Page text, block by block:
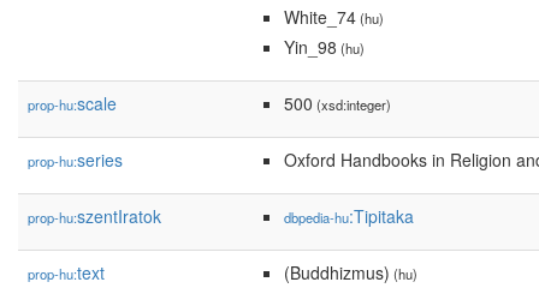
White_74(hu)
Yin_98 (hu)
prop-hu:scale 500 (xsd:integer)
prop-hu:series Oxford Handbooks in Religion
prop-hu:szentIratok dbpedia-hu:Tipitaka
prop-hu:text (Buddhizmus) (hu)